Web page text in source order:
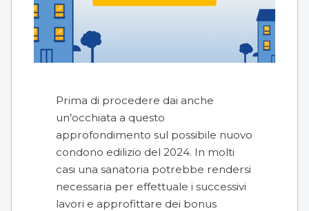
Prima di procedere dai anche
un’occhiata a questo
approfondimento sul possibile nuovo
condono edilizio del 2024. In molti
casi una sanatoria potrebbe rendersi
necessaria per effettuale i successivi
lavori e approfittare dei bonus